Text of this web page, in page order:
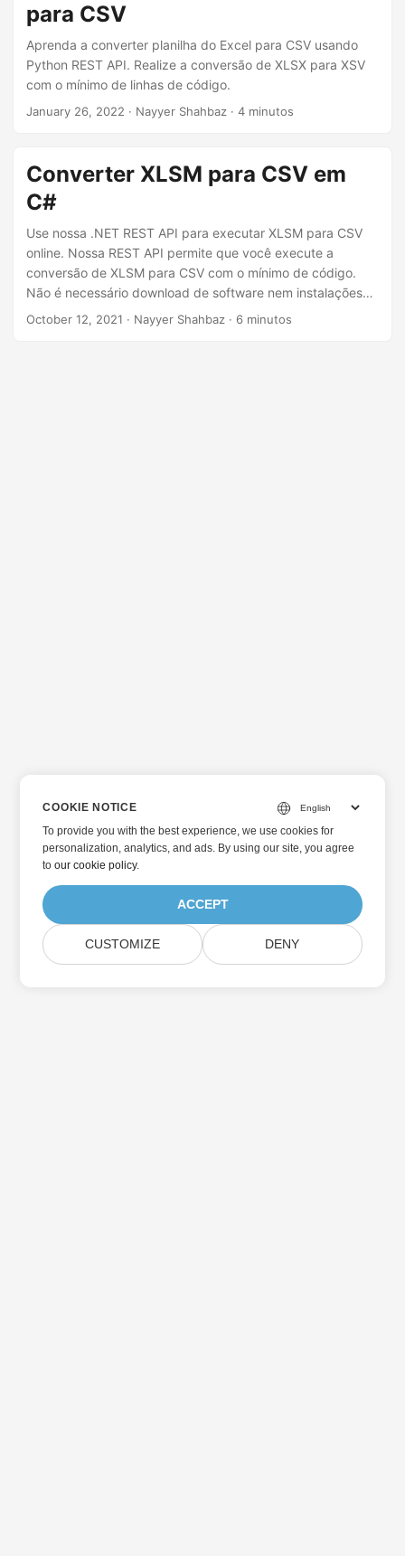
para CSV
Aprenda a converter planilha do Excel para CSV usando
Python REST API. Realize a conversão de XLSX para XSV
com o mínimo de linhas de código.
January 26, 2022 · Nayyer Shahbaz · 4 minutos
Converter XLSM para CSV em
C#
Use nossa .NET REST API para executar XLSM para CSV
online. Nossa REST API permite que você execute a
conversão de XLSM para CSV com o mínimo de código.
Não é necessário download de software nem instalações
complexas envolvidas.
October 12, 2021 · Nayyer Shahbaz · 6 minutos
COOKIE NOTICE
To provide you with the best experience, we use cookies for
personalization, analytics, and ads. By using our site, you agree
toour cookie policy.
ACCEPT
CUSTOMIZE DENY